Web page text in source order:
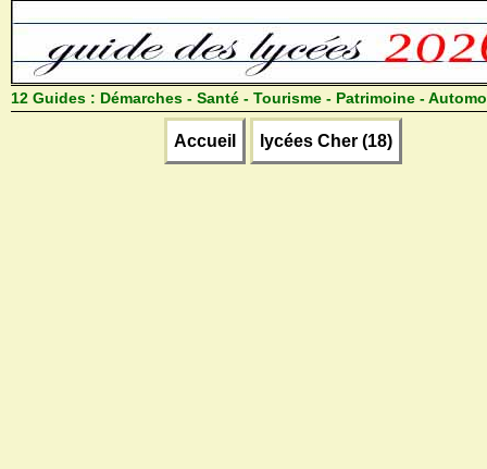
12 Guides : Démarches - Santé - Tourisme - Patrimoine -
Accueil lycées Cher (18)